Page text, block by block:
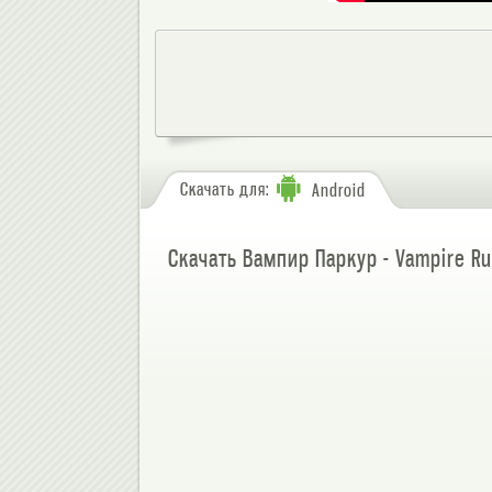
Скачать для: Android
Скачать Вампир Паркур - Vampire